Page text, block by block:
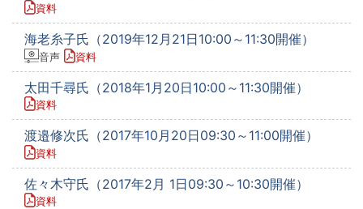
資料
海老糸子氏（2019年12月21日10:00～11:30開催）
音声 資料
太田千尋氏（2018年1月20日10:00～11:30開催）
資料
渡邉修次氏（2017年10月20日09:30～11:00開催）
資料
佐々木守氏（2017年2月 1日09:30～10:30開催）
資料